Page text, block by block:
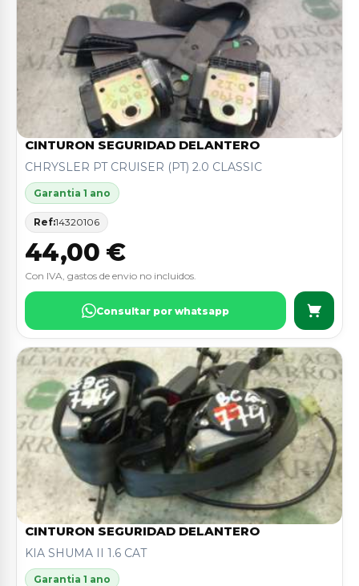
CINTURON SEGURIDAD DELANTERO
CHRYSLER PT CRUISER (PT) 2.0 CLASSIC
Garantia 1 ano
Ref:14320106
44,00 €
Con IVA, gastos de envio no incluidos.
Consultar por whatsapp
CINTURON SEGURIDAD DELANTERO
KIA SHUMA II 1.6 CAT
Garantia 1 ano